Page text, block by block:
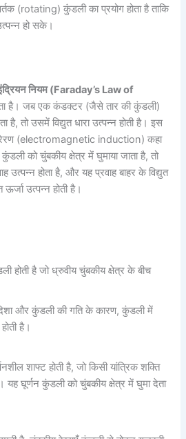
(rotating) कुंडली का प्रयोग होता है ताकि
हो सके।
नियम (Faraday’s Law of
है। जब एक कंडक्टर (जैसे तार की कुंडली)
है, तो उसमें विद्युत धारा उत्पन्न होती है। इस
प्रेरण (electromagnetic induction) कहा
को चुंबकीय क्षेत्र में घुमाया जाता है, तो
उत्पन्न होता है, और यह प्रवाह बाहर के विद्युत
उत्पन्न होती है।
होती है जो ध्रुवीय चुंबकीय क्षेत्र के बीच
और कुंडली की गति के कारण, कुंडली में
है।
शाफ्ट होती है, जो किसी यांत्रिक शक्ति
है। यह घूर्णन कुंडली को चुंबकीय क्षेत्र में घुमा देता